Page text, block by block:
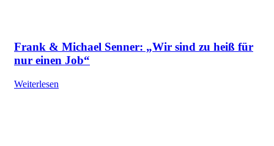
Frank & Michael Senner: „Wir sind zu heiß für
nur einen Job“
Weiterlesen